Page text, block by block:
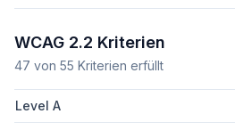
WCAG 2.2 Kriterien
47 von 55 Kriterien erfüllt
Level A